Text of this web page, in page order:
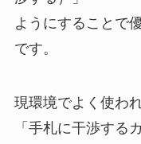
ようにすることで
です。
現環境でよく使わ
「手札に干渉する